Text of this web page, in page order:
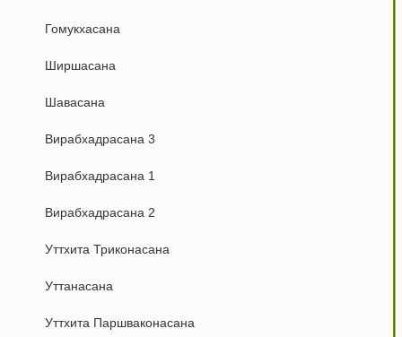
Гомукхасана
Ширшасана
Шавасана
Вирабхадрасана 3
Вирабхадрасана 1
Вирабхадрасана 2
Уттхита Триконасана
Уттанасана
Уттхита Паршваконасана